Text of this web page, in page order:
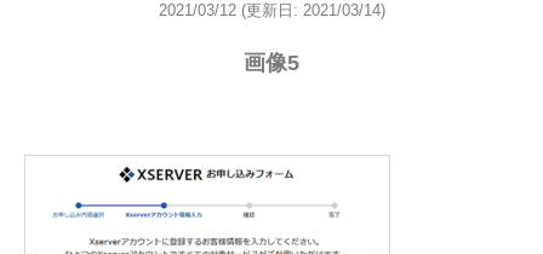
2021/03/12 (更新日: 2021/03/14)
画像5